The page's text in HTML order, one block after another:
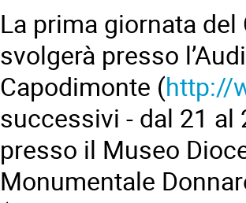
La prima giornata
svolgerà presso
Capodimonte (http://
successivi - dal 21 al
presso il Museo
Monumentale